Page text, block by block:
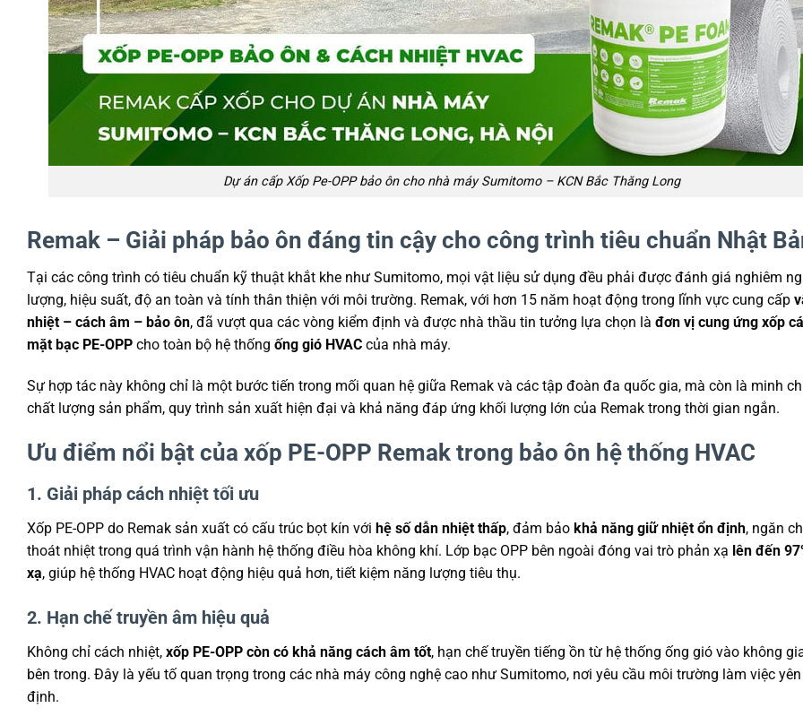
Dự án cấp Xốp Pe-OPP bảo ôn cho nhà máy Sumitomo – KCN Bắc Thăng Long
Remak – Giải pháp bảo ôn đáng tin cậy cho công trình tiêu chuẩn Nhật
Tại các công trình có tiêu chuẩn kỹ thuật khắt khe như Sumitomo, mọi vật liệu sử dụng đều phải được đánh giá nghiêm
lượng, hiệu suất, độ an toàn và tính thân thiện với môi trường. Remak, với hơn 15 năm hoạt động trong lĩnh vực cung cấp
nhiệt – cách âm – bảo ôn, đã vượt qua các vòng kiểm định và được nhà thầu tin tưởng lựa chọn là đơn vị cung ứng xốp
mặt bạc PE-OPP cho toàn bộ hệ thống ống gió HVAC của nhà máy.
Sự hợp tác này không chỉ là một bước tiến trong mối quan hệ giữa Remak và các tập đoàn đa quốc gia, mà còn là minh
chất lượng sản phẩm, quy trình sản xuất hiện đại và khả năng đáp ứng khối lượng lớn của Remak trong thời gian ngắn.
Ưu điểm nổi bật của xốp PE-OPP Remak trong bảo ôn hệ thống HVAC
1. Giải pháp cách nhiệt tối ưu
Xốp PE-OPP do Remak sản xuất có cấu trúc bọt kín với hệ số dẫn nhiệt thấp, đảm bảo khả năng giữ nhiệt ổn định, ngăn
thoát nhiệt trong quá trình vận hành hệ thống điều hòa không khí. Lớp bạc OPP bên ngoài đóng vai trò phản xạ lên đến
xạ, giúp hệ thống HVAC hoạt động hiệu quả hơn, tiết kiệm năng lượng tiêu thụ.
2. Hạn chế truyền âm hiệu quả
Không chỉ cách nhiệt, xốp PE-OPP còn có khả năng cách âm tốt, hạn chế truyền tiếng ồn từ hệ thống ống gió vào không
bên trong. Đây là yếu tố quan trọng trong các nhà máy công nghệ cao như Sumitomo, nơi yêu cầu môi trường làm việc
định.